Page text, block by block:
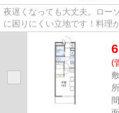
夜遅くなっても大丈夫。ロー
に困りにくい立地です！料理
使えます♪角部屋なので生活騒...
(